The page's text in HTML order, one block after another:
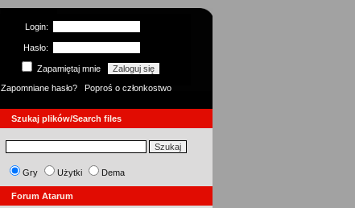
Login:
Hasło:
Zapamiętaj mnie
Zapomniane hasło?
Poproś o członkostwo
Szukaj plików/Search files
Gry Użytki Dema
Forum Atarum